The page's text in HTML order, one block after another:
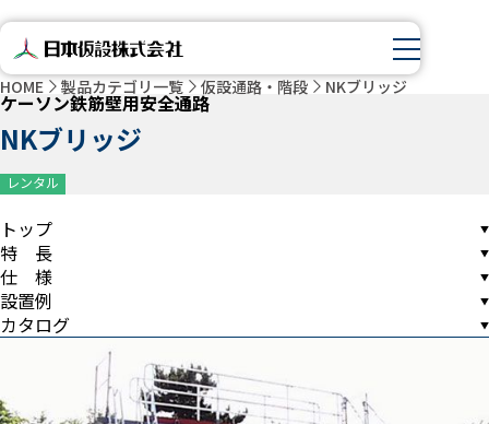
HOME 製品カテゴリ一覧 仮設通路・階段 NKブリッジ
ケーソン鉄筋壁用安全通路
NKブリッジ
レンタル
トップ
特 長
仕 様
設置例
カタログ